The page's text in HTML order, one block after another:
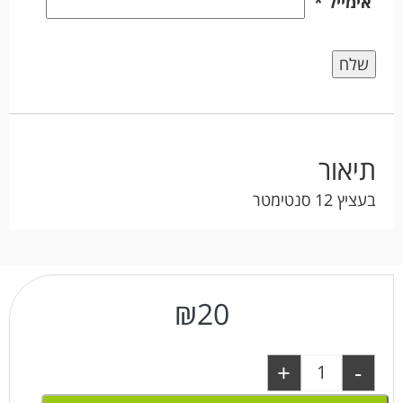
תיאור
בעציץ 12 סנטימטר
₪20
-
+